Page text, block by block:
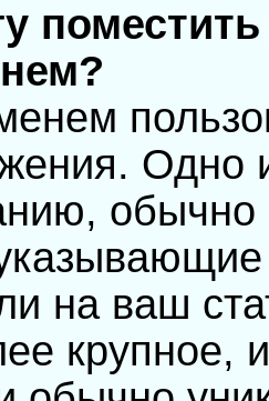
Одно
обычно
на ваш
крупное,